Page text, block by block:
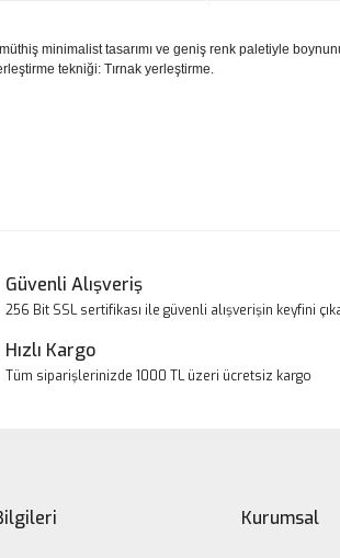
minimalist tasarımı ve geniş renk paletiyle
tekniği: Tırnak yerleştirme.
fiyatı diğer sitelerden daha pahalı.
Güvenli Alışveriş
256 Bit SSL sertifikası ile güvenli alışverişin keyfini
Hızlı Kargo
Tüm siparişlerinizde 1000 TL üzeri ücretsiz kargo
Kurumsal